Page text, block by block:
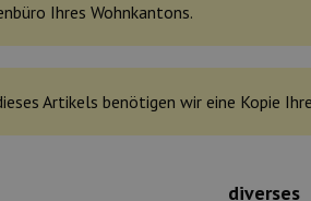
Ihres Wohnkantons.
Artikels benötigen wir eine Kopie
diverses